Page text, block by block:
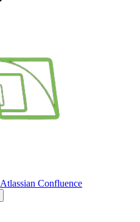
Atlassian Confluence